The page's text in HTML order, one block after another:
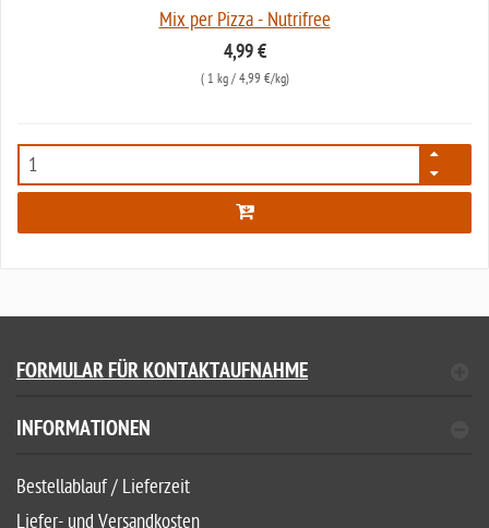
Mix per Pizza - Nutrifree
4,99 €
( 1 kg/ 4,99 €/kg)
5455
FORMULAR FÜR KONTAKTAUFNAHME
INFORMATIONEN
Bestellablauf / Lieferzeit
Liefer- und Versandkosten